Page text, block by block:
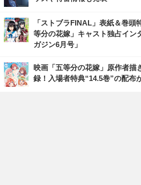
「ストブラFINAL」表紙＆巻頭
等分の花嫁」キャスト独占イン
ガジン6月号」
映画「五等分の花嫁」原作者描
録！入場者特典“14.5巻”の配布